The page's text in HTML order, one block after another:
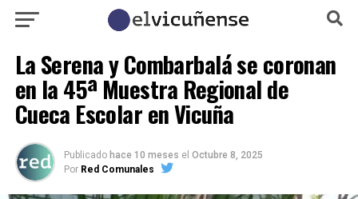
La Serena y Combarbalá se coronan
en la 45ª Muestra Regional de
Cueca Escolar en Vicuña
Publicado hace 10 meses el Octubre 8, 2025
Por Red Comunales